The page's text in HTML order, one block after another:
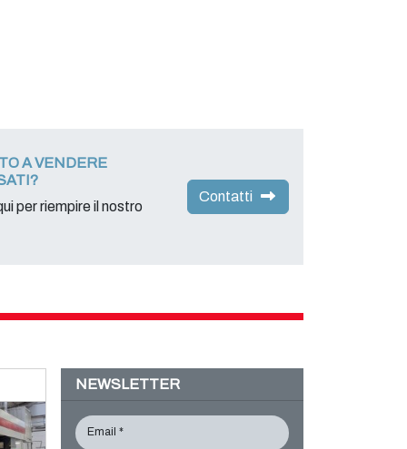
A VENDERE
per riempire il nostro
Contatti
NEWSLETTER
Email *